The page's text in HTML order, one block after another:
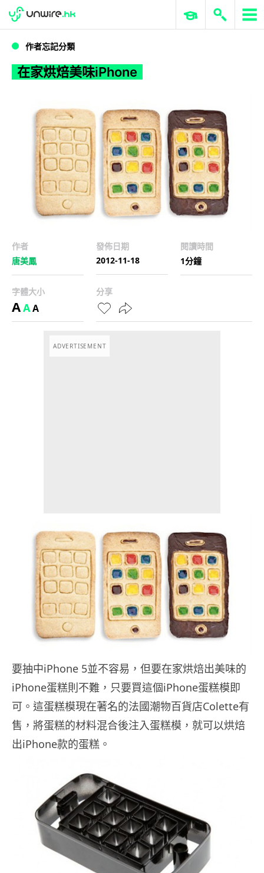
在家烘焙美味iPhone
WWDC 2026 ERP 與商業 AI
作者忘記分類
在家烘焙美味iPhone
作者
唐美鳳
發佈日期
2012-11-18
閱讀時間
1分鐘
字體大小
AAA
分享
ADVERTISEMENT
要抽中iPhone 5並不容易，但要在家烘焙出美味的
iPhone蛋糕則不難，只要買這個iPhone蛋糕模即
可。這蛋糕模現在著名的法國潮物百貨店Colette有
售，將蛋糕的材料混合後注入蛋糕模，就可以烘焙
出iPhone款的蛋糕。